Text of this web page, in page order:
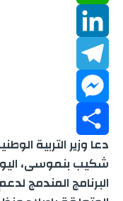
b
o
kr
m
a
W
h
a
s
A
k
e
T
l
e
e
s
S
h
دعا وزير التربية
شكيب بنموسى، اليوم
البرنامج المندمج